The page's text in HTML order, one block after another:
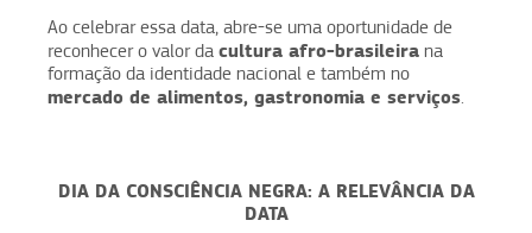
Ao celebrar essa data, abre-se uma oportunidade de
reconhecer o valor da cultura afro-brasileira na
formação da identidade nacional e também no
mercado de alimentos, gastronomia e serviços.
DIA DA CONSCIÊNCIA NEGRA: A RELEVÂNCIA DA
DATA